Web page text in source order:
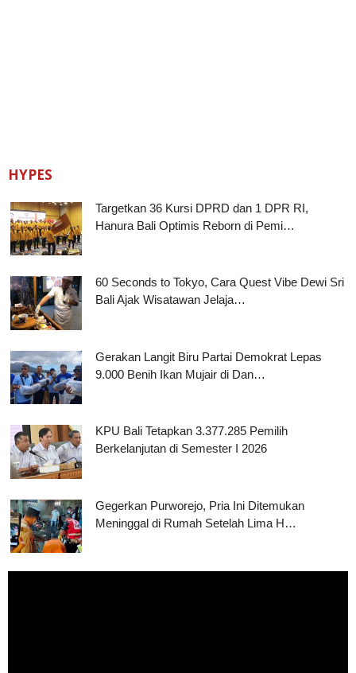
HYPES
Targetkan 36 Kursi DPRD dan 1 DPR RI,
Hanura Bali Optimis Reborn di Pemi…
60 Seconds to Tokyo, Cara Quest Vibe Dewi Sri
Bali Ajak Wisatawan Jelaja…
Gerakan Langit Biru Partai Demokrat Lepas
9.000 Benih Ikan Mujair di Dan…
KPU Bali Tetapkan 3.377.285 Pemilih
Berkelanjutan di Semester I 2026
Gegerkan Purworejo, Pria Ini Ditemukan
Meninggal di Rumah Setelah Lima H…